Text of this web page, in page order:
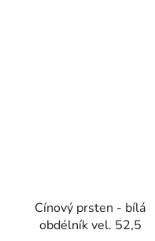
Cínový prsten - bílá
obdélník vel. 52,5